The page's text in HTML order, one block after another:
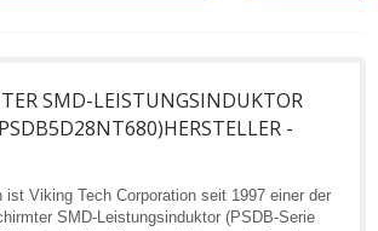
SMD-LEISTUNGSINDUKTOR
-
ist Viking Tech Corporation seit 1997 einer der
SMD-Leistungsinduktor (PSDB-Serie